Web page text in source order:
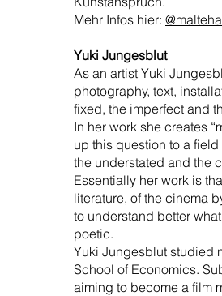
Mehr Infos hier:
Yuki Jungesblut
As an artist Yuki
photography, text,
fixed, the imperfect and
In her work she creates
up this question to a
the understated and the
Essentially her work is
literature, of the cinema
to understand better
poetic.
Yuki Jungesblut studied
School of Economics.
aiming to become a film